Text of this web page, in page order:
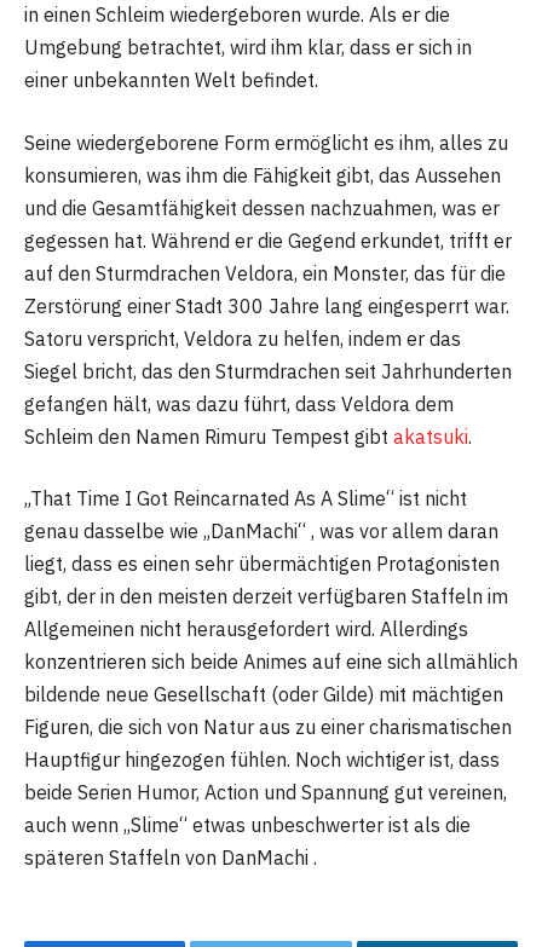
in einen Schleim wiedergeboren wurde. Als er die
Umgebung betrachtet, wird ihm klar, dass er sich in
einer unbekannten Welt befindet.
Seine wiedergeborene Form ermöglicht es ihm, alles zu
konsumieren, was ihm die Fähigkeit gibt, das Aussehen
und die Gesamtfähigkeit dessen nachzuahmen, was er
gegessen hat. Während er die Gegend erkundet, trifft er
auf den Sturmdrachen Veldora, ein Monster, das für die
Zerstörung einer Stadt 300 Jahre lang eingesperrt war.
Satoru verspricht, Veldora zu helfen, indem er das
Siegel bricht, das den Sturmdrachen seit Jahrhunderten
gefangen hält, was dazu führt, dass Veldora dem
Schleim den Namen Rimuru Tempest gibt akatsuki.
„That Time I Got Reincarnated As A Slime“ ist nicht
genau dasselbe wie „DanMachi“ , was vor allem daran
liegt, dass es einen sehr übermächtigen Protagonisten
gibt, der in den meisten derzeit verfügbaren Staffeln im
Allgemeinen nicht herausgefordert wird. Allerdings
konzentrieren sich beide Animes auf eine sich allmählich
bildende neue Gesellschaft (oder Gilde) mit mächtigen
Figuren, die sich von Natur aus zu einer charismatischen
Hauptfigur hingezogen fühlen. Noch wichtiger ist, dass
beide Serien Humor, Action und Spannung gut vereinen,
auch wenn „Slime“ etwas unbeschwerter ist als die
späteren Staffeln von DanMachi .